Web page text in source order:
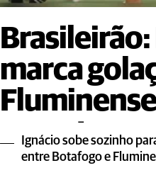
marca
empate
Ignácio sobe sozinho
entre Botafogo e